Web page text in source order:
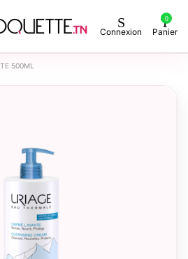
Connexion
0
Panier
500ML